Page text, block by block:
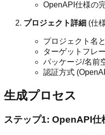
OpenAPI仕様の
プロジェクト詳細 (仕
プロジェクト名
ターゲットフレ
パッケージ/名前
認証方式
生成プロセス
ステップ1: OpenAPI仕